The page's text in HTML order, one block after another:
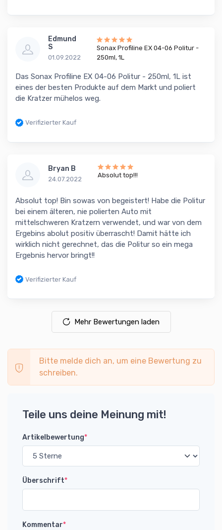
Edmund
S
01.09.2022
Sonax Profiline EX 04-06 Politur -
250ml, 1L
Das Sonax Profiline EX 04-06 Politur - 250ml, 1L ist
eines der besten Produkte auf dem Markt und poliert
die Kratzer mühelos weg.
Verifizierter Kauf
Bryan B
24.07.2022
Absolut top!!!
Absolut top! Bin sowas von begeistert! Habe die Politur
bei einem älteren, nie polierten Auto mit
mittelschweren Kratzern verwendet, und war von dem
Ergebins abolut positiv überrascht! Damit hätte ich
wirklich nicht gerechnet, das die Politur so ein mega
Ergebnis hervor bringt!!
Verifizierter Kauf
Mehr Bewertungen laden
Bitte melde dich an, um eine Bewertung zu
schreiben.
Teile uns deine Meinung mit!
Artikelbewertung*
Überschrift*
Kommentar*